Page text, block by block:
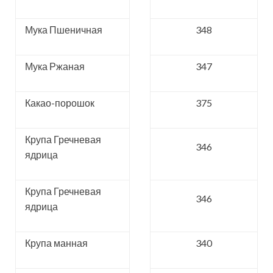
Мука Пшеничная 348
Мука Ржаная 347
Какао-порошок 375
Крупа Гречневая
ядрица
346
Крупа Гречневая
ядрица
346
Крупа манная 340